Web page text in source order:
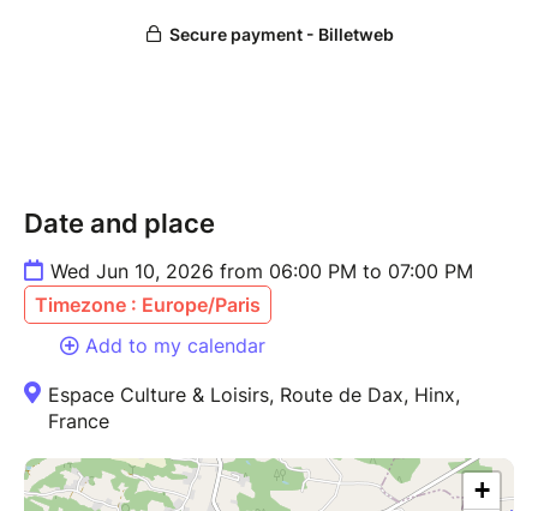
Date and place
Wed Jun 10, 2026 from 06:00 PM to 07:00 PM
Timezone : Europe/Paris
Add to my calendar
Espace Culture & Loisirs, Route de Dax, Hinx,
France
+